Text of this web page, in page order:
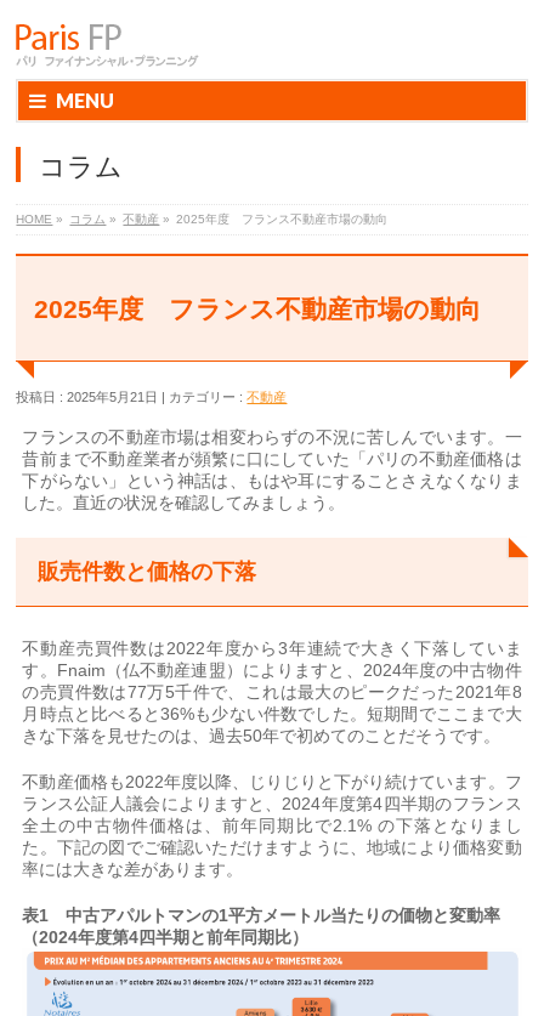
MENU
コラム
HOME » コラム » 不動産 » 2025年度 フランス不動産市場の動向
2025年度 フランス不動産市場の動向
投稿日 : 2025年5月21日 カテゴリー :不動産
フランスの不動産市場は相変わらずの不況に苦しんでいます。一
昔前まで不動産業者が頻繁に口にしていた「パリの不動産価格は
下がらない」という神話は、もはや耳にすることさえなくなりま
した。直近の状況を確認してみましょう。
販売件数と価格の下落
不動産売買件数は2022年度から3年連続で大きく下落していま
す。Fnaim（仏不動産連盟）によりますと、2024年度の中古物件
の売買件数は77万5千件で、これは最大のピークだった2021年8
月時点と比べると36%も少ない件数でした。短期間でここまで大
きな下落を見せたのは、過去50年で初めてのことだそうです。
不動産価格も2022年度以降、じりじりと下がり続けています。フ
ランス公証人議会によりますと、2024年度第4四半期のフランス
全土の中古物件価格は、前年同期比で2.1% の下落となりまし
た。下記の図でご確認いただけますように、地域により価格変動
率には大きな差があります。
表1 中古アパルトマンの1平方メートル当たりの価物と変動率
（2024年度第4四半期と前年同期比）